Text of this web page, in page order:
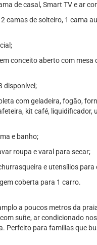
de casal, Smart TV e ar
camas de solteiro, 1 cama
conceito aberto com mesa
disponível;
com geladeira, fogão,
kit café, liquidificador,
e banho;
roupa e varal para secar;
e utensílios para
coberta para 1 carro.
a poucos metros da
suíte, ar condicionado
Perfeito para famílias que